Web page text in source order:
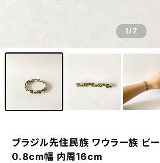
1/7
ブラジル先住民族 ワウラー族 ビー
0.8cm幅 内周16cm